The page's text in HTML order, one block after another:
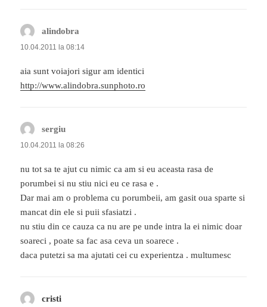
alindobra
10.04.2011 la 08:14
aia sunt voiajori sigur am identici
http://www.alindobra.sunphoto.ro
sergiu
10.04.2011 la 08:26
nu tot sa te ajut cu nimic ca am si eu aceasta rasa de
porumbei si nu stiu nici eu ce rasa e .
Dar mai am o problema cu porumbeii, am gasit oua sparte si
mancat din ele si puii sfasiatzi .
nu stiu din ce cauza ca nu are pe unde intra la ei nimic doar
soareci , poate sa fac asa ceva un soarece .
daca putetzi sa ma ajutati cei cu experientza . multumesc
cristi